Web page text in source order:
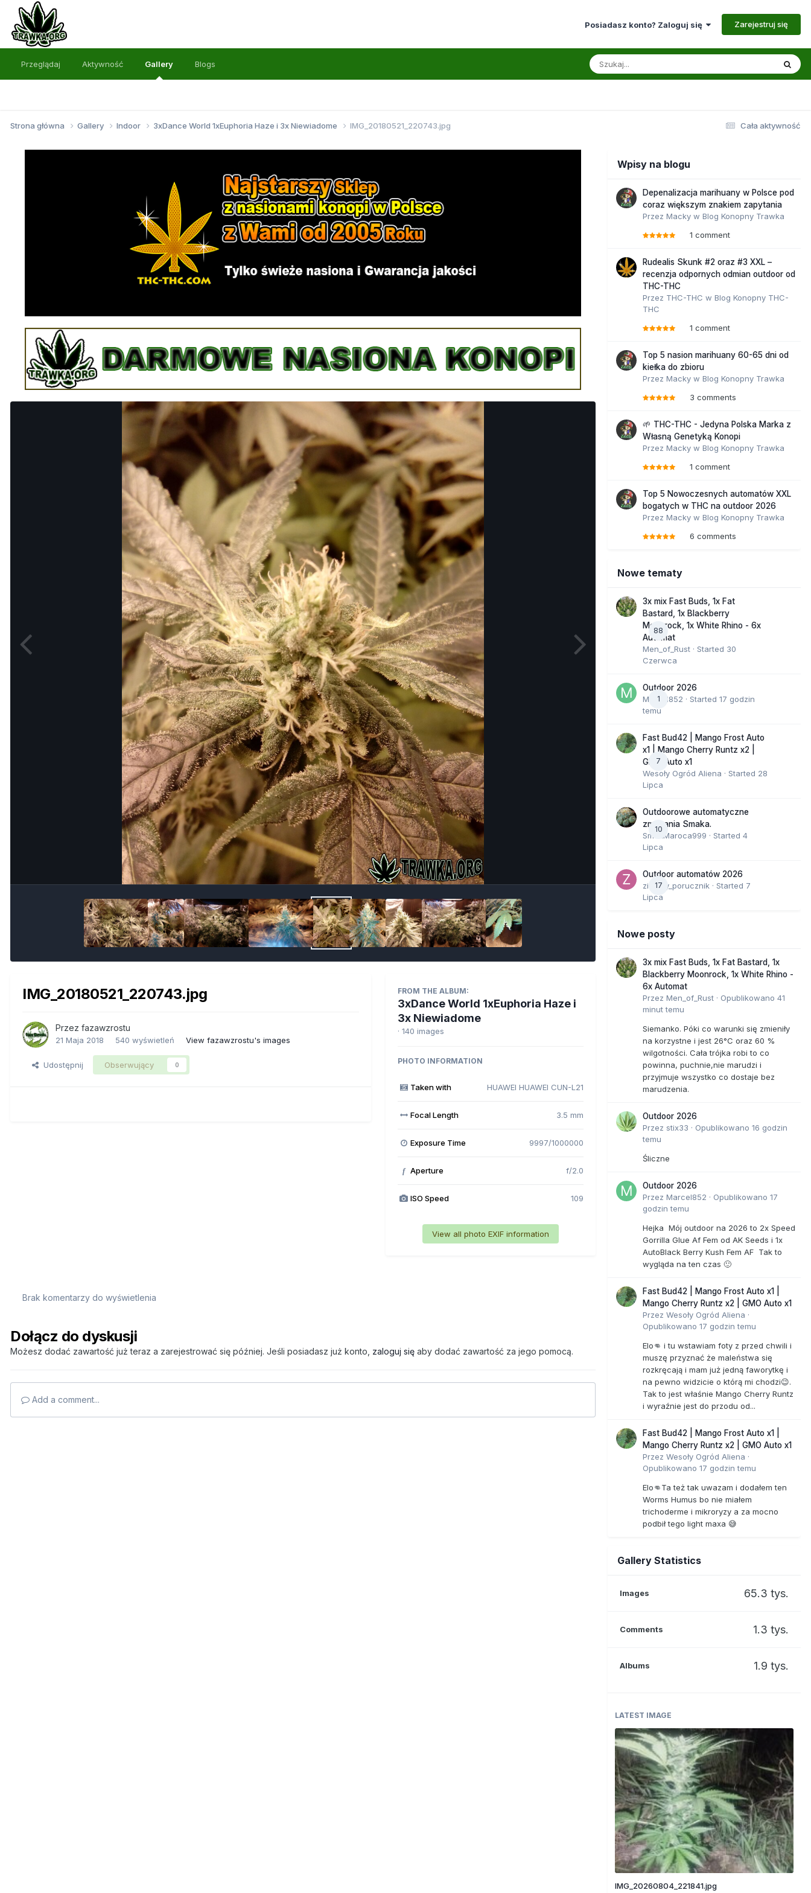
Posiadasz konto? Zaloguj się Zarejestruj się
Przeglądaj Aktywność Gallery Blogs
Cała aktywność
Strona główna Gallery Indoor 3xDance World 1xEuphoria Haze i 3x Niewiadome IMG_20180521_220743.jpg
IMG_20180521_220743.jpg
Przez fazawzrostu
21 Maja 2018 540 wyświetleń View fazawzrostu's images
Udostępnij Obserwujący 0
FROM THE ALBUM:
3xDance World 1xEuphoria Haze i
3x Niewiadome
· 140 images
PHOTO INFORMATION
Taken with HUAWEI HUAWEI CUN-L21
Focal Length 3.5 mm
Exposure Time 9997/1000000
f Aperture f/2.0
ISO Speed 109
View all photo EXIF information
Brak komentarzy do wyświetlenia
Dołącz do dyskusji
Możesz dodać zawartość już teraz a zarejestrować się później. Jeśli posiadasz już konto, zaloguj się aby dodać zawartość za jego pomocą.
Add a comment...
Wpisy na blogu
Depenalizacja marihuany w Polsce pod
coraz większym znakiem zapytania
Przez Macky w Blog Konopny Trawka
1 comment
Rudealis Skunk #2 oraz #3 XXL –
recenzja odpornych odmian outdoor od
THC-THC
Przez THC-THC w Blog Konopny THC-
THC
1 comment
Top 5 nasion marihuany 60-65 dni od
kiełka do zbioru
Przez Macky w Blog Konopny Trawka
3 comments
🌱 THC-THC - Jedyna Polska Marka z
Własną Genetyką Konopi
Przez Macky w Blog Konopny Trawka
1 comment
Top 5 Nowoczesnych automatów XXL
bogatych w THC na outdoor 2026
Przez Macky w Blog Konopny Trawka
6 comments
Nowe tematy
88
3x mix Fast Buds, 1x Fat
Bastard, 1x Blackberry
Moonrock, 1x White Rhino - 6x
Automat
Men_of_Rust · Started 30
Czerwca
1
Outdoor 2026
Marcel852 · Started 17 godzin
temu
7
Fast Bud42 | Mango Frost Auto
x1 | Mango Cherry Runtz x2 |
GMO Auto x1
Wesoły Ogród Aliena · Started 28
Lipca
10
Outdoorowe automatyczne
zmagania Smaka.
SmakMaroca999 · Started 4
Lipca
17
Outdoor automatów 2026
zielony_porucznik · Started 7
Lipca
Nowe posty
3x mix Fast Buds, 1x Fat Bastard, 1x
Blackberry Moonrock, 1x White Rhino -
6x Automat
Przez Men_of_Rust · Opublikowano 41
minut temu
Siemanko. Póki co warunki się zmieniły
na korzystne i jest 26°C oraz 60 %
wilgotności. Cała trójka robi to co
powinna, puchnie,nie marudzi i
przyjmuje wszystko co dostaje bez
marudzenia.
Outdoor 2026
Przez stix33 · Opublikowano 16 godzin
temu
Śliczne
Outdoor 2026
Przez Marcel852 · Opublikowano 17
godzin temu
Hejka Mój outdoor na 2026 to 2x Speed
Gorrilla Glue Af Fem od AK Seeds i 1x
AutoBlack Berry Kush Fem AF Tak to
wygląda na ten czas 🙂
Fast Bud42 | Mango Frost Auto x1 |
Mango Cherry Runtz x2 | GMO Auto x1
Przez Wesoły Ogród Aliena ·
Opublikowano 17 godzin temu
Elo👊 i tu wstawiam foty z przed chwili i
muszę przyznać że maleństwa się
rozkręcają i mam już jedną faworytkę i
na pewno widzicie o którą mi chodzi😉.
Tak to jest właśnie Mango Cherry Runtz
i wyraźnie jest do przodu od...
Fast Bud42 | Mango Frost Auto x1 |
Mango Cherry Runtz x2 | GMO Auto x1
Przez Wesoły Ogród Aliena ·
Opublikowano 17 godzin temu
Elo👊Ta też tak uwazam i dodałem ten
Worms Humus bo nie miałem
trichoderme i mikroryzy a za mocno
podbił tego light maxa 😅
Gallery Statistics
Images 65.3 tys.
Comments 1.3 tys.
Albums 1.9 tys.
LATEST IMAGE
IMG_20260804_221841.jpg